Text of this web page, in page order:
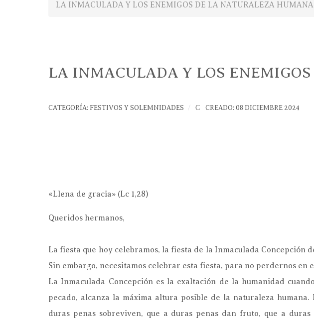
LA INMACULADA Y LOS ENEMIGOS DE LA NATURALEZA HUMANA
LA INMACULADA Y LOS
CATEGORÍA: FESTIVOS Y SOLEMNIDADES CREADO: 08 DICIEMBRE 2024
«Llena de gracia» (Lc 1,28)
Queridos hermanos,
La fiesta que hoy celebramos, la fiesta de la Inmaculada
Sin embargo, necesitamos celebrar esta fiesta, para no perdernos
La Inmaculada Concepción es la exaltación de la humanidad
pecado, alcanza la máxima altura posible de la naturaleza
duras penas sobreviven, que a duras penas dan fruto, que a